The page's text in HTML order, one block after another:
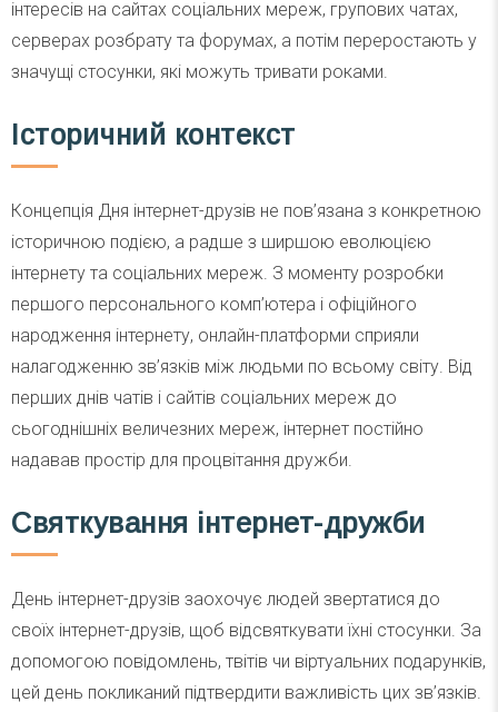
інтересів на сайтах соціальних мереж, групових чатах,
серверах розбрату та форумах, а потім переростають у
значущі стосунки, які можуть тривати роками.
Історичний контекст
Концепція Дня інтернет-друзів не пов’язана з конкретною
історичною подією, а радше з ширшою еволюцією
інтернету та соціальних мереж. З моменту розробки
першого персонального комп’ютера і офіційного
народження інтернету, онлайн-платформи сприяли
налагодженню зв’язків між людьми по всьому світу. Від
перших днів чатів і сайтів соціальних мереж до
сьогоднішніх величезних мереж, інтернет постійно
надавав простір для процвітання дружби.
Святкування інтернет-дружби
День інтернет-друзів заохочує людей звертатися до
своїх інтернет-друзів, щоб відсвяткувати їхні стосунки. За
допомогою повідомлень, твітів чи віртуальних подарунків,
цей день покликаний підтвердити важливість цих зв’язків.